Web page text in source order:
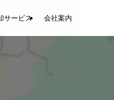
サービス 会社案内